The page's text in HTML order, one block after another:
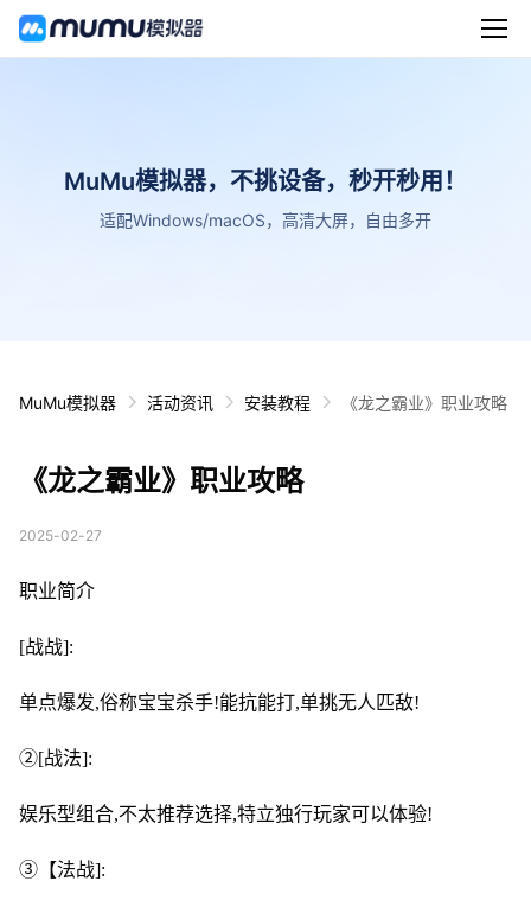
MuMu模拟器，不挑设备，秒开秒用！
适配Windows/macOS，高清大屏，自由多开
MuMu模拟器 活动资讯 安装教程 《龙之霸业》职业攻略
《龙之霸业》职业攻略
2025-02-27
职业简介
[战战]:
单点爆发,俗称宝宝杀手!能抗能打,单挑无人匹敌!
②[战法]:
娱乐型组合,不太推荐选择,特立独行玩家可以体验!
③【法战]: